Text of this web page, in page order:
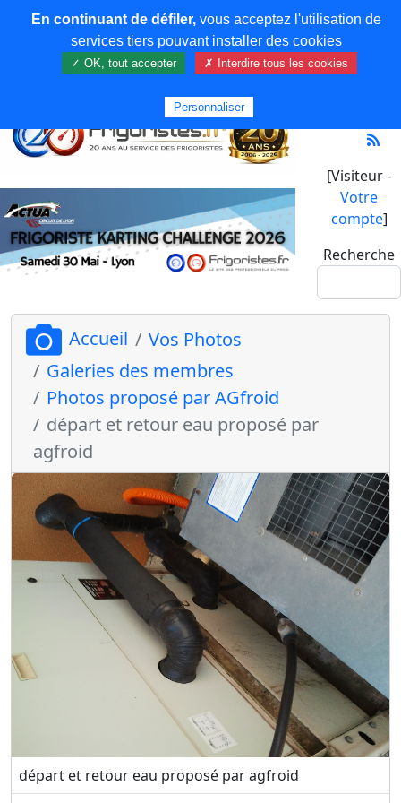
[Visiteur -
Votre
compte]
Recherche
Accueil
Vos Photos
Galeries des membres
Photos proposé par AGfroid
départ et retour eau proposé par
agfroid
départ et retour eau proposé par agfroid
En continuant de défiler,vous acceptez l'utilisation de
services tiers pouvant installer des cookies
✓ OK, tout accepter ✗ Interdire tous les cookies
Personnaliser